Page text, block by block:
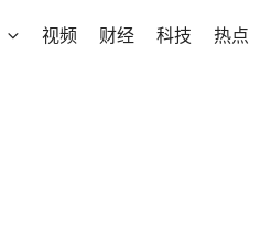
视频 财经 科技 热点